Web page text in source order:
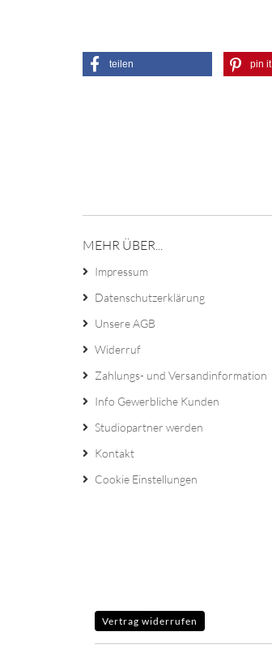
teilen pin it
MEHR ÜBER...
Impressum
Datenschutzerklärung
Unsere AGB
Widerruf
Zahlungs- und Versandinformation
Info Gewerbliche Kunden
Studiopartner werden
Kontakt
Cookie Einstellungen
Vertrag widerrufen